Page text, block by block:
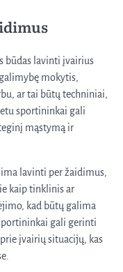
būdas lavinti įvairius
mokytis,
ar tai būtų techniniai,
sportininkai gali
mąstymą ir
lavinti per žaidimus,
kaip tinklinis ar
kad būtų galima
gali gerinti
įvairių situacijų, kas